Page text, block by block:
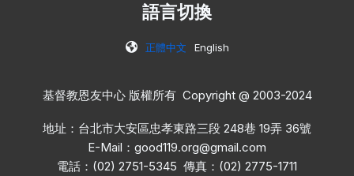
語言切換
正體中文 English
基督教恩友中心 版權所有 Copyright @ 2003-2024
地址：台北市大安區忠孝東路三段 248巷 19弄 36號
E-Mail： good119.org@gmail.com
電話：(02) 2751-5345 傳真：(02) 2775-1711